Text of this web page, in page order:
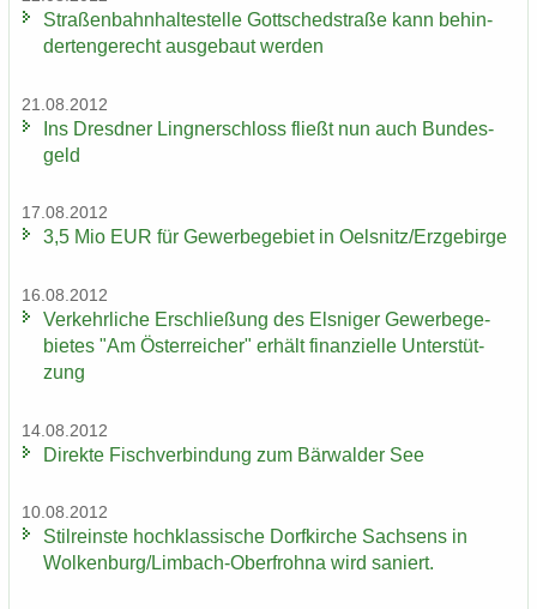
Stra­ßen­bahn­hal­te­stel­le Gott­sched­stra­ße kann be­hin­
der­ten­ge­recht aus­ge­baut wer­den
21.08.2012
Ins Dresd­ner Ling­ner­schloss fließt nun auch Bun­des­
geld
17.08.2012
3,5 Mio EUR für Ge­wer­be­ge­biet in Oels­nitz/Erz­ge­bir­ge
16.08.2012
Ver­kehr­li­che Er­schlie­ßung des Els­ni­ger Ge­wer­be­ge­
bie­tes "Am Ös­ter­rei­cher" er­hält fi­nan­zi­el­le Un­ter­stüt­
zung
14.08.2012
Di­rek­te Fisch­ver­bin­dung zum Bär­wal­der See
10.08.2012
Stil­reins­te hoch­klas­si­sche Dorf­kir­che Sach­sens in
Wol­ken­burg/Limbach-​Oberfrohna wird sa­niert.